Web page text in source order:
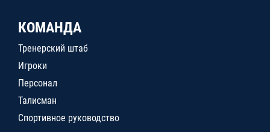
КОМАНДА
Тренерский штаб
Игроки
Персонал
Талисман
Спортивное руководство